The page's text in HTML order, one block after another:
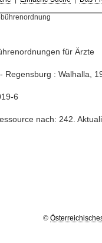
für Ärzte
Regensburg : Walhalla,
6
nach: 242.
©